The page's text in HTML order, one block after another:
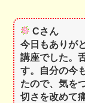
Cさん
今日もありが
講座でした。
す。自分の今
たので、気を
切さを改めて